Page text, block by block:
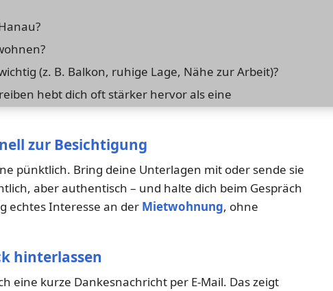
(z. B. Balkon, ruhige Lage, Nähe zur Arbeit)?
hebt dich oft stärker hervor als eine
zur Besichtigung
pünktlich. Bring deine Unterlagen mit oder sende sie
aber authentisch – und halte dich beim Gespräch
echtes Interesse an der Mietwohnung, ohne
hinterlassen
eine kurze Dankesnachricht per E-Mail. Das zeigt